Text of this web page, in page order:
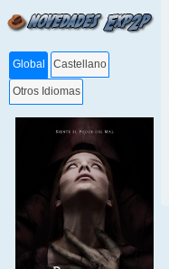
Global Castellano
Otros Idiomas